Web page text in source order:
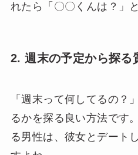
れたら「〇〇くんは？」
2. 週末の予定から探る
「週末って何してるの？
るかを探る良い方法です
る男性は、彼女とデート